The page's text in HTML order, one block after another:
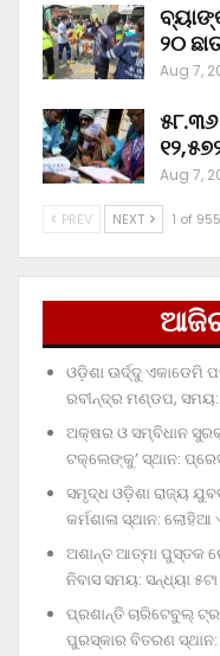
୨୦
Aug 7,
Aug 7,
PREV NEXT 1 of 955
ଓଡ଼ିଶା ଊର୍ଦ୍ଦୁ ଏକାଡେମି
ରବୀନ୍ଦ୍ର ମଣ୍ଡପ, ସମୟ:
ଅକ୍ଷର ଓ ସମ୍ବିଧାନ
ଟକ୍‌ଲେଙ୍କୁ’ ସ୍ଥାନ:
ସମୃଦ୍ଧ ଓଡ଼ିଶା ରାଜ୍ୟ
କର୍ମଶାଳା ସ୍ଥାନ:
ଅଶାନ୍ତ ଆତ୍ମା ପୁସ୍ତକ
ନିବାସ ସମୟ: ସନ୍ଧ୍ୟା ୫ଟା
ପ୍ରଶାନ୍ତି ଚାରିଟେବୁଲ୍‌
ପୁରସ୍କାର ବିତରଣ